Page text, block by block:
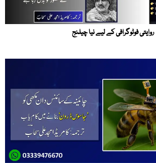
روایتی فوٹوگرافی کے لیے نیا چیلنج